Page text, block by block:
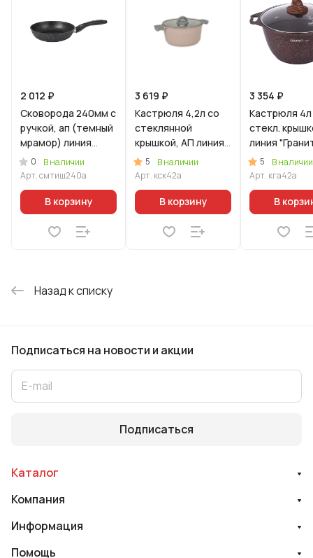
2 012 ₽
Сковорода 240мм с
ручкой, ап (темный
мрамор) линия
"Мраморная
Индукционная"
0
В наличии
Арт.смтиш240а
В корзину
3 619 ₽
Кастрюля 4,2л со
стеклянной
крышкой, АП линия
"Стелла"
(капучино)
5
В наличии
Арт. кск42а
В корзину
3 354 ₽
Кастрюля
стекл.
линия
ультра"
5
В наличии
Арт. кга42а
В
Назад к списку
Подписаться на новости и акции
Подписаться
Каталог
Компания
Информация
Помощь